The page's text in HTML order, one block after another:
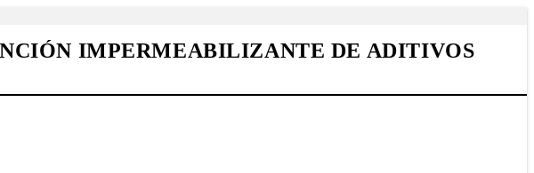
IMPERMEABILIZANTE DE ADITIVOS